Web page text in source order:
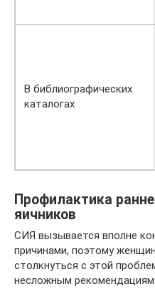
В библиографических
каталогах
Профилактика
яичников
СИЯ вызывается вполне
причинами, поэтому
столкнуться с этой
несложным рекомендациям: